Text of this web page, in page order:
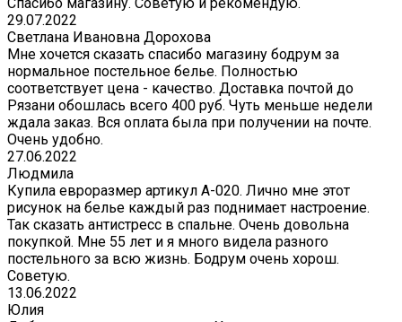
Спасибо магазину. Советую и рекомендую.
29.07.2022
Светлана Ивановна Дорохова
Мне хочется сказать спасибо магазину бодрум за
нормальное постельное белье. Полностью
соответствует цена - качество. Доставка почтой до
Рязани обошлась всего 400 руб. Чуть меньше недели
ждала заказ. Вся оплата была при получении на почте.
Очень удобно.
27.06.2022
Людмила
Купила евроразмер артикул А-020. Лично мне этот
рисунок на белье каждый раз поднимает настроение.
Так сказать антистресс в спальне. Очень довольна
покупкой. Мне 55 лет и я много видела разного
постельного за всю жизнь. Бодрум очень хорош.
Советую.
13.06.2022
Юлия